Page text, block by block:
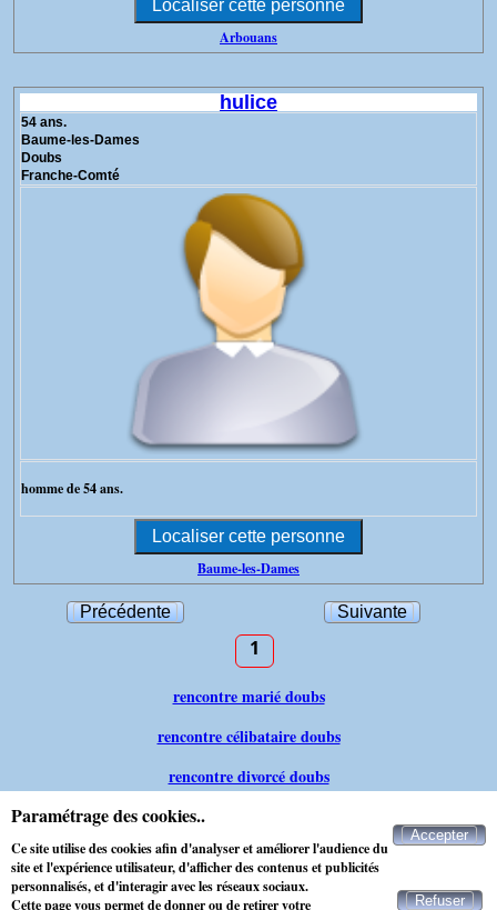
Paramétrage des cookies..
Ce site utilise des cookies afin d'analyser et améliorer l'audience du
site et l'expérience utilisateur, d'afficher des contenus et publicités
personnalisés, et d'interagir avec les réseaux sociaux.
Cette page vous permet de donner ou de retirer votre
Accepter
Refuser
Arbouans
hulice
54 ans.
Baume-les-Dames
Doubs
Franche-Comté
homme de 54 ans.
Baume-les-Dames
Précédente Suivante
1
rencontre marié doubs
rencontre célibataire doubs
rencontre divorcé doubs
rencontre veuf doubs
rencontre séparé doubs